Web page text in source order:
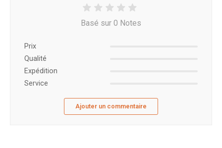
Basé sur 0 Notes
Prix ​​
Qualité
Expédition
Service
Ajouter un commentaire